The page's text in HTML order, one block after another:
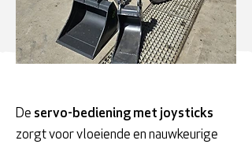
De servo-bediening met joysticks
zorgt voor vloeiende en nauwkeurige